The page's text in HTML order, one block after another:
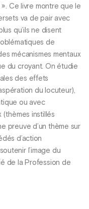
Ce livre montre que le
va de pair avec
qu’ils ne disent
de
mécanismes mentaux
du croyant. On étudie
des effets
du locuteur),
ou avec
(thèmes instillés
preuve d’un thème sur
d’action
l’image du
de la Profession de